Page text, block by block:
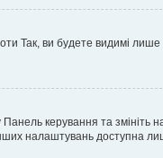
Так , ви будете видимі лише
керування та змініть
налаштувань доступна